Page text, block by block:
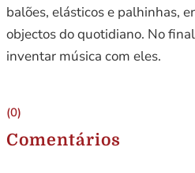
balões, elásticos e palhinhas,
objectos do quotidiano. No
inventar música com eles.
(0)
Comentários